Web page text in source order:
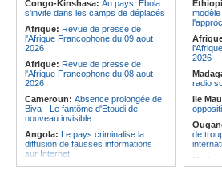
« La finale de 2022, on l'utilise
comme une expérience pour aller de
l'avant »
Afrique:
Les statistiques clés avant
d'Ivoire et l'Algérie
finales
féminin
Congo-Kinshasa: Au pays, Ebola
s'invite dans les camps de déplacés
Afrique: Revue de presse de
l'Afrique Francophone du 09 aout
2026
Afrique: Revue de presse de
l'Afrique Francophone du 08 aout
2026
Cameroun: Absence prolongée de
Biya - Le fantôme d'Etoudi de
nouveau invisible
Angola: Le pays criminalise la
diffusion de fausses informations
sur Internet
2026
radio
Ile
de